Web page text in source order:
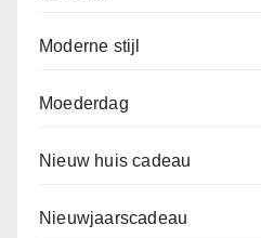
Moderne stijl
Moederdag
Nieuw huis cadeau
Nieuwjaarscadeau